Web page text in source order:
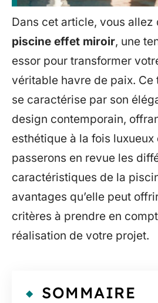
Dans cet article, vous allez
piscine effet miroir, une
essor pour transformer
véritable havre de paix.
se caractérise par son
design contemporain,
esthétique à la fois luxueux
passerons en revue les
caractéristiques de la
avantages qu’elle peut
critères à prendre en
réalisation de votre projet.
SOMMAIRE